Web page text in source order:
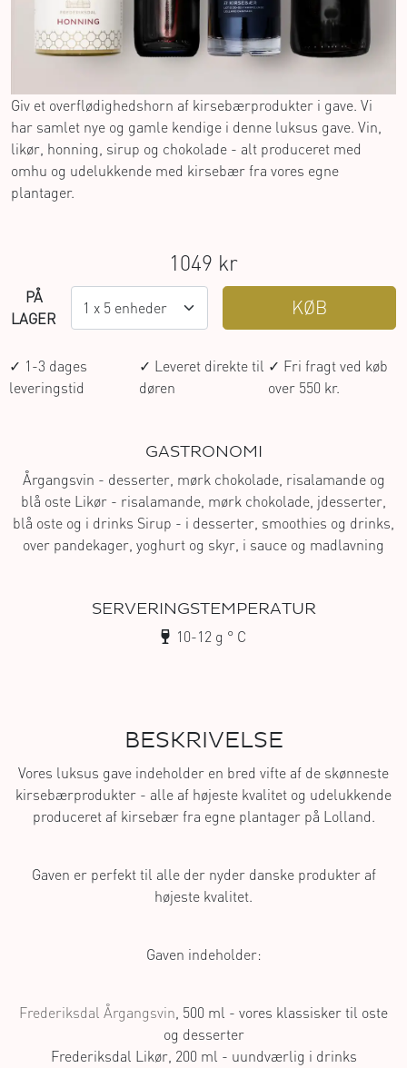
Giv et overflødighedshorn af kirsebærprodukter i gave. Vi
har samlet nye og gamle kendige i denne luksus gave. Vin,
likør, honning, sirup og chokolade - alt produceret med
omhu og udelukkende med kirsebær fra vores egne
plantager.
1049 kr
PÅ
LAGER
KØB
✓ 1-3 dages
leveringstid
✓ Leveret direkte til
døren
✓ Fri fragt ved køb
over 550 kr.
GASTRONOMI
Årgangsvin - desserter, mørk chokolade, risalamande og
blå oste Likør - risalamande, mørk chokolade, jdesserter,
blå oste og i drinks Sirup - i desserter, smoothies og drinks,
over pandekager, yoghurt og skyr, i sauce og madlavning
SERVERINGSTEMPERATUR
10-12 g ° C
BESKRIVELSE
Vores luksus gave indeholder en bred vifte af de skønneste
kirsebærprodukter - alle af højeste kvalitet og udelukkende
produceret af kirsebær fra egne plantager på Lolland.
Gaven er perfekt til alle der nyder danske produkter af
højeste kvalitet.
Gaven indeholder:
Frederiksdal Årgangsvin, 500 ml - vores klassisker til oste
og desserter